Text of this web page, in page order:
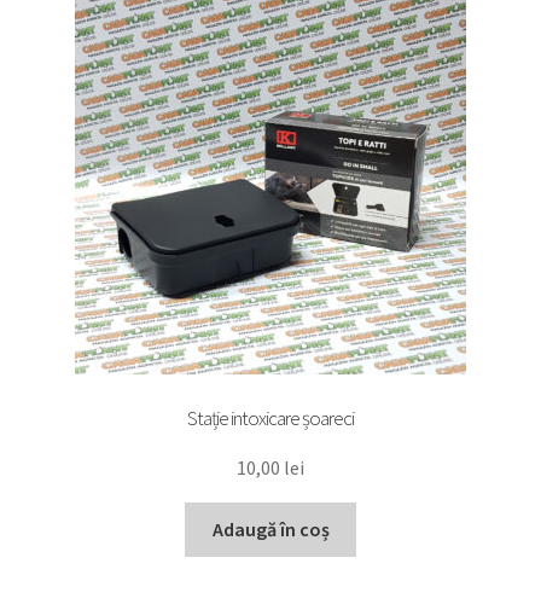
Stație intoxicare șoareci
10,00 lei
Adaugă în coș